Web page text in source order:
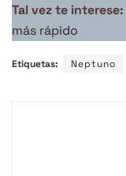
Tal vez te interese:
más rápido
Etiquetas: Neptuno